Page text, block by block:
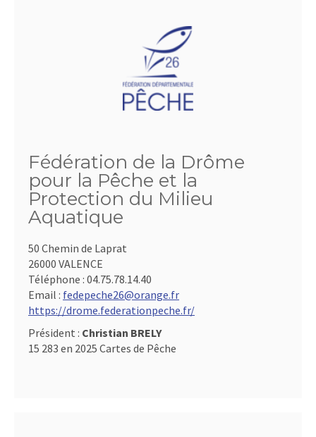
Fédération de la Drôme
pour la Pêche et la
Protection du Milieu
Aquatique
50 Chemin de Laprat
26000 VALENCE
Téléphone : 04.75.78.14.40
Email : fedepeche26@orange.fr
https://drome.federationpeche.fr/
Président : Christian BRELY
15 283 en 2025 Cartes de Pêche